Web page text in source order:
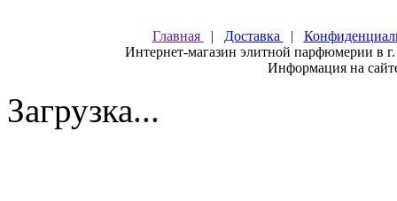
Главная | Доставка |
Интернет-магазин элитной парфюмерии в
Информация на
Загрузка...